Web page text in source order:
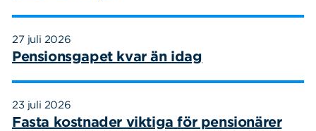
27 juli 2026
Pensionsgapet kvar än idag
23 juli 2026
Fasta kostnader viktiga för pensionärer